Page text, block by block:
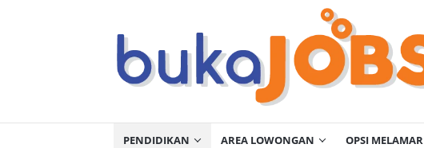
PENDIDIKAN AREA LOWONGAN OPSI MELAMAR